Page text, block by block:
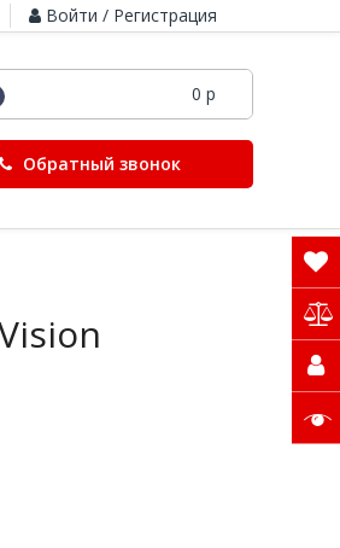
Войти / Регистрация
0 р
Обратный звонок